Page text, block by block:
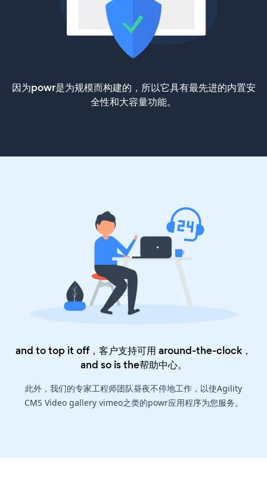
因为powr是为规模而构建的，所以它具有最先进的内置安
全性和大容量功能。
and to top it off，客户支持可用 around-the-clock，
and so is the帮助中心。
此外，我们的专家工程师团队昼夜不停地工作，以使Agility
CMS Video gallery vimeo之类的powr应用程序为您服务。